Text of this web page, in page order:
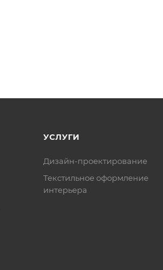
УСЛУГИ
Дизайн-проектирование
Текстильное оформление
интерьера